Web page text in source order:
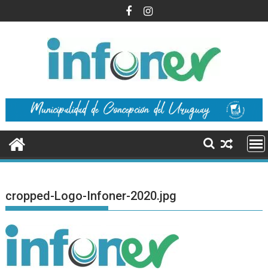
al
cropped-Logo-Infoner-2020.jpg